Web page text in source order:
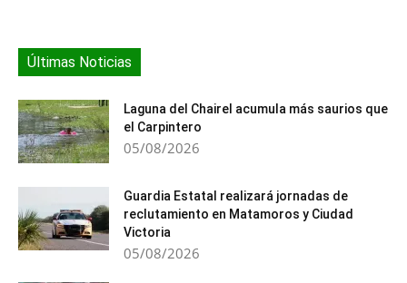
Últimas Noticias
Laguna del Chairel acumula más saurios que
el Carpintero
05/08/2026
Guardia Estatal realizará jornadas de
reclutamiento en Matamoros y Ciudad
Victoria
05/08/2026